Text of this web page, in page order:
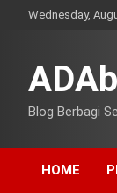
Wednesday,
Blog Berbagi
HOME